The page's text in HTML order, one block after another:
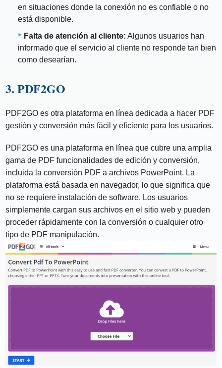
en situaciones donde la conexión no es confiable o no
está disponible.
Falta de atención al cliente: Algunos usuarios han
informado que el servicio al cliente no responde tan bien
como desearían.
3. PDF2GO
PDF2GO es otra plataforma en línea dedicada a hacer PDF
gestión y conversión más fácil y eficiente para los usuarios.
PDF2GO es una plataforma en línea que cubre una amplia
gama de PDF funcionalidades de edición y conversión,
incluida la conversión PDF a archivos PowerPoint. La
plataforma está basada en navegador, lo que significa que
no se requiere instalación de software. Los usuarios
simplemente cargan sus archivos en el sitio web y pueden
proceder rápidamente con la conversión o cualquier otro
tipo de PDF manipulación.